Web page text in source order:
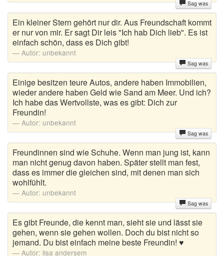
Sag was
Ein kleiner Stern gehört nur dir. Aus Freundschaft kommt
er nur von mir. Er sagt Dir leis "Ich hab Dich lieb". Es ist
einfach schön, dass es Dich gibt!
Autor: unbekannt
Sag was
Einige besitzen teure Autos, andere haben Immobilien,
wieder andere haben Geld wie Sand am Meer. Und ich?
Ich habe das Wertvollste, was es gibt: Dich zur
Freundin!
Autor: unbekannt
Sag was
Freundinnen sind wie Schuhe. Wenn man jung ist, kann
man nicht genug davon haben. Später stellt man fest,
dass es immer die gleichen sind, mit denen man sich
wohlfühlt.
Autor: unbekannt
Sag was
Es gibt Freunde, die kennt man, sieht sie und lässt sie
gehen, wenn sie gehen wollen. Doch du bist nicht so
jemand. Du bist einfach meine beste Freundin! ♥
Autor: lisa andersem